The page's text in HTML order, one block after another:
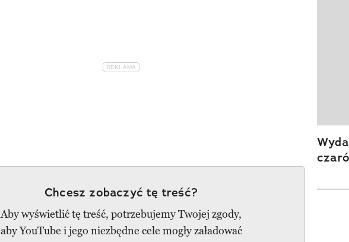
Chcesz zobaczyć tę treść?
Aby wyświetlić tę treść, potrzebujemy Twojej zgody,
aby YouTube i jego niezbędne cele mogły załadować